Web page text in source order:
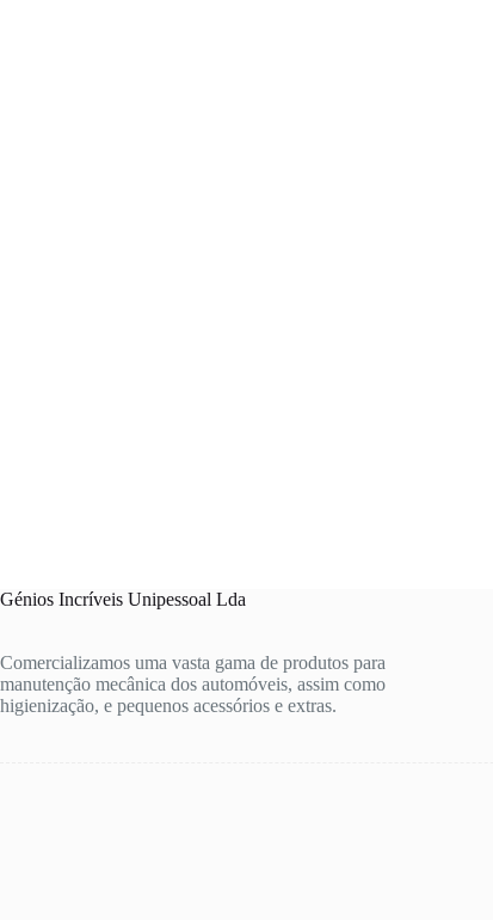
Génios Incríveis Unipessoal Lda
Comercializamos uma vasta gama de produtos para
manutenção mecânica dos automóveis, assim como
higienização, e pequenos acessórios e extras.